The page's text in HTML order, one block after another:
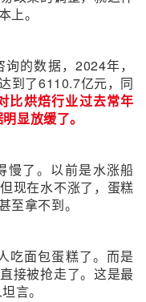
上。
的数据，2024年，
到了6110.7亿元，同
比烘焙行业过去常年
显放缓了。
慢了。以前是水涨船
现在水不涨了，蛋糕
至拿不到。
吃面包蛋糕了。而是
接被抢走了。这是最
言。